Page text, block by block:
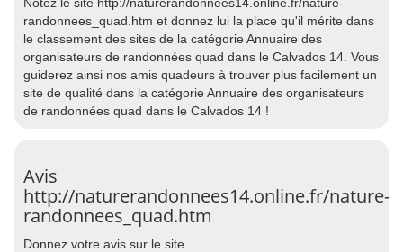
randonnees_quad.htm et donnez lui la place qu'il mérite dans
le classement des sites de la catégorie Annuaire des
organisateurs de randonnées quad dans le Calvados 14. Vous
guiderez ainsi nos amis quadeurs à trouver plus facilement un
site de qualité dans la catégorie Annuaire des organisateurs
de randonnées quad dans le Calvados 14 !
Avis
http://naturerandonnees14.online.fr/nature-
randonnees_quad.htm
Donnez votre avis sur le site